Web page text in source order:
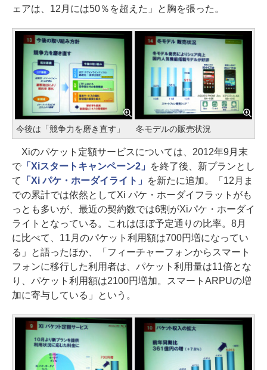
ェアは、12月には50％を超えた」と胸を張った。
今後は「競争力を磨き直す」 冬モデルの販売状況
Xiのパケット定額サービスについては、2012年9月末
で 「Xiスタートキャンペーン2」
を終了後、新プランとし
て
「Xi パケ・ホーダイライト」
を新たに追加。「12月ま
での累計では依然としてXi パケ・ホーダイフラットがも
っとも多いが、最近の契約数では6割がXiパケ・ホーダイ
ライトとなっている。これはほぼ予定通りの比率。8月
に比べて、11月のパケット利用額は700円増になってい
る」と語ったほか、「フィーチャーフォンからスマート
フォンに移行した利用者は、パケット利用量は11倍とな
り、パケット利用額は2100円増加。スマートARPUの増
加に寄与している」という。